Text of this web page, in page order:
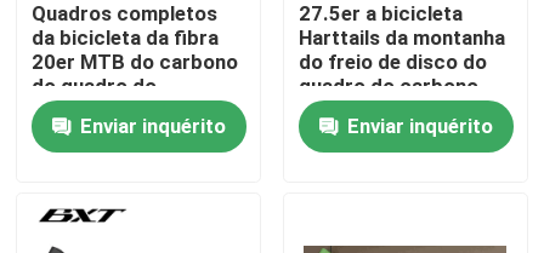
Solicite um orçamento
Mountain bike do carbono
Quadros completos
da bicicleta da fibra
20er MTB do carbono
do quadro do
Mountain bike dos
esportes das crianças
Enviar inquérito
27.5er a bicicleta
Harttails da montanha
do freio de disco do
quadro do carbono
MTB molda
Enviar inquérito